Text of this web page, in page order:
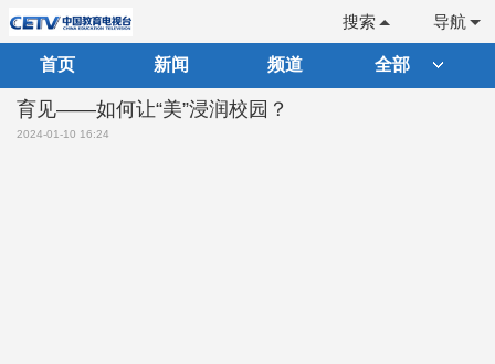
导航
搜索
首页 新闻 频道 全部
育见——如何让“美”浸润校园？
2024-01-10 16:24